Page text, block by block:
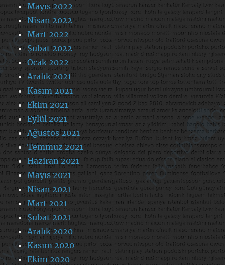
Mayıs 2022
Nisan 2022
Mart 2022
Şubat 2022
Ocak 2022
Aralık 2021
Kasım 2021
Ekim 2021
Eylül 2021
Ağustos 2021
Temmuz 2021
Haziran 2021
Mayıs 2021
Nisan 2021
Mart 2021
Şubat 2021
Aralık 2020
Kasım 2020
Ekim 2020